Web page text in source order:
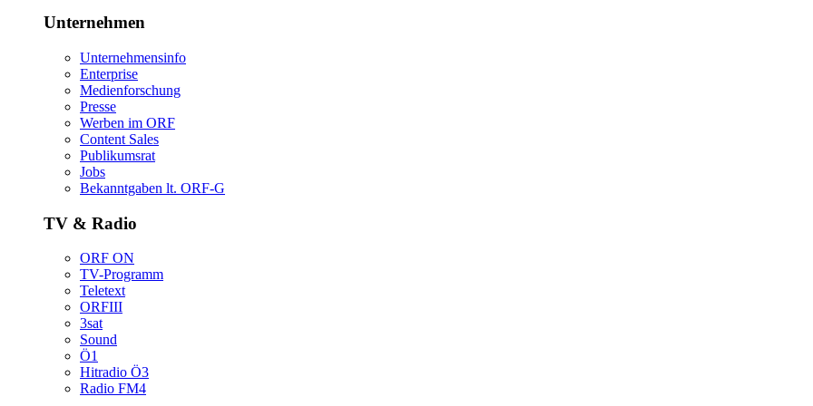
Unternehmen
Unternehmensinfo
Enterprise
Medienforschung
Presse
WerbenimORF
ContentSales
Publikumsrat
Jobs
Bekanntgabenlt.ORF-G
TV&Radio
ORFON
TV-Programm
Teletext
ORFIII
3sat
Sound
Ö1
HitradioÖ3
RadioFM4